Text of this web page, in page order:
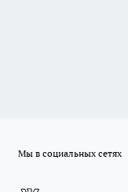
Мы в социальных сетях